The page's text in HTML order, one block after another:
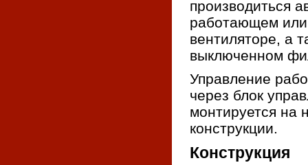
производиться
работающем
вентиляторе, а
выключенном
Управление
через блок
монтируется на
конструкции.
Конструкция